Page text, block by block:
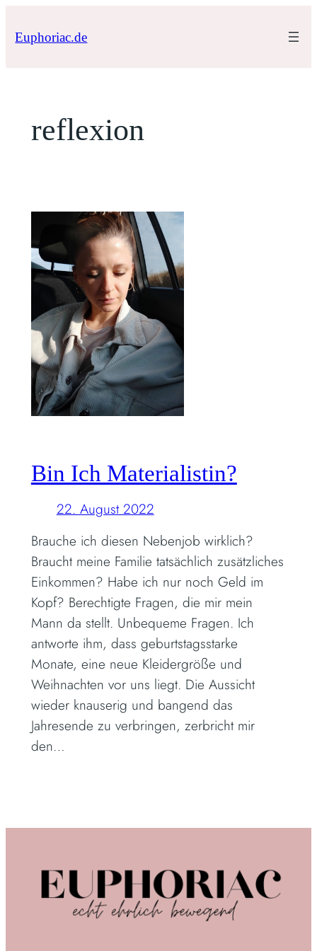
Inhalt
Euphoriac.de
reflexion
Bin Ich Materialistin?
22. August 2022
Brauche ich diesen Nebenjob wirklich?
Braucht meine Familie tatsächlich zusätzliches
Einkommen? Habe ich nur noch Geld im
Kopf? Berechtigte Fragen, die mir mein
Mann da stellt. Unbequeme Fragen. Ich
antworte ihm, dass geburtstagsstarke
Monate, eine neue Kleidergröße und
Weihnachten vor uns liegt. Die Aussicht
wieder knauserig und bangend das
Jahresende zu verbringen, zerbricht mir
den…